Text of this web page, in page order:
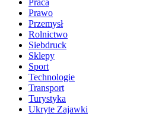
Praca
Prawo
Przemysł
Rolnictwo
Siebdruck
Sklepy
Sport
Technologie
Transport
Turystyka
Ukryte Zajawki